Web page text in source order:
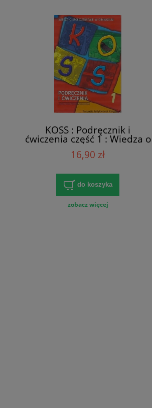
KOSS : Podręcznik i
ćwiczenia część 1 : Wiedza o
Społeczeństwie w
gimnazjum / Alicja Pacewicz,
16,90 zł
do koszyka
zobacz więcej